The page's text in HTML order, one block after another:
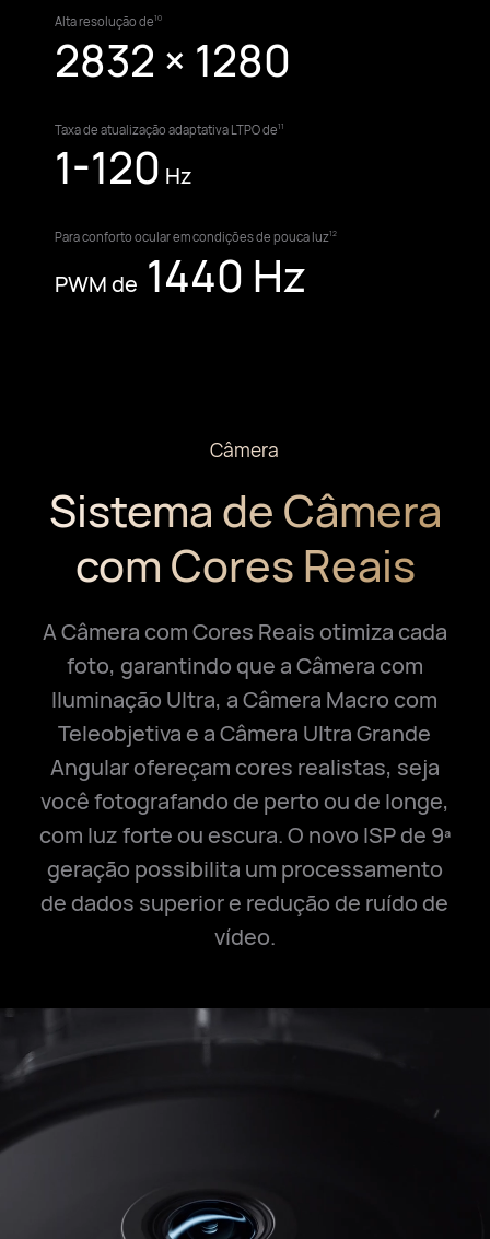
Altaresolução de10
2832 × 1280
Taxa de atualização adaptativa LTPO de11
1-120 Hz
Para conforto ocular emcondições de pouca luz12
PWM de 1440 Hz
Câmera
Sistema de Câmera
com Cores Reais
A Câmera com Cores Reais otimiza cada
foto, garantindo que a Câmera com
Iluminação Ultra, a Câmera Macro com
Teleobjetiva e a Câmera Ultra Grande
Angular ofereçam cores realistas, seja
você fotografando de perto ou de longe,
com luz forte ou escura. O novo ISP de 9ª
geração possibilita um processamento
de dados superior e redução de ruído de
vídeo.